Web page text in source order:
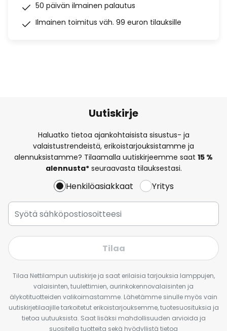
50 päivän ilmainen palautus
Ilmainen toimitus väh. 99 euron tilauksille
Uutiskirje
Haluatko tietoa ajankohtaisista sisustus- ja
valaistustrendeistä, erikoistarjouksistamme ja
alennuksistamme? Tilaamalla uutiskirjeemme saat 15 %
alennusta*seuraavasta tilauksestasi.
Henkilöasiakkaat Yritys
Tilaa
Tilaa Nettilampun uutiskirje ja saat erilaisia tarjouksia lamppujen,
valaisinten, tuulettimien, aurinkokennovalaisinten ja
älykotituotteiden valikoimastamme. Lähetämme sinulle myös vain
uutiskirjetilaajille tarkoitetut erikoistarjouksemme, tuotesuosituksia ja
tietoa uutuuksista. Saat lisäksi mahdollisuuden arvioida ja
suositella tuotteita sekä hyödyllistä tietoa